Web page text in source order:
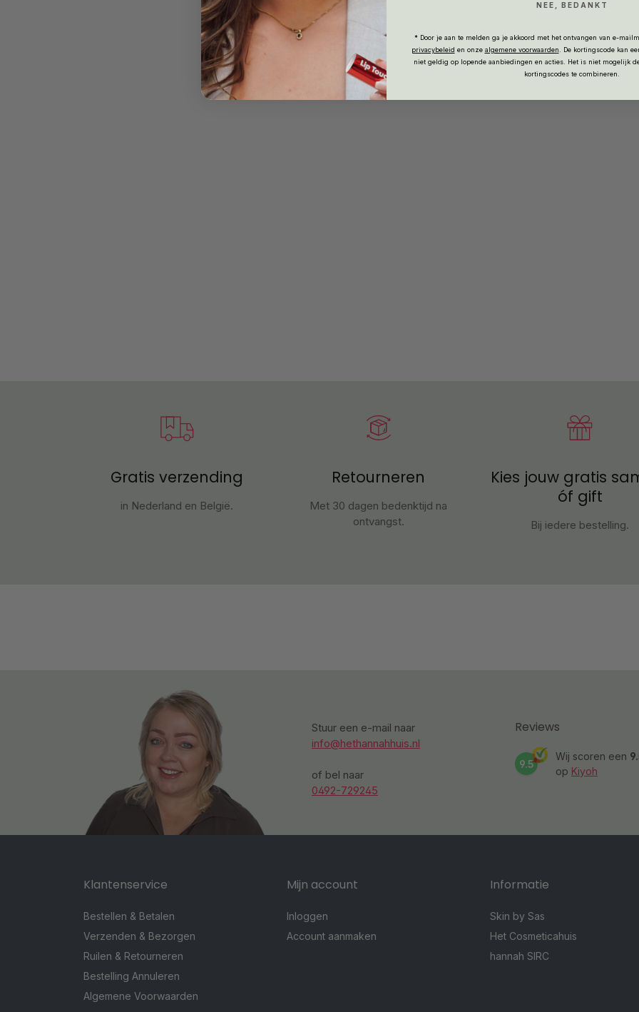
Gratis verzending
in Nederland en België.
Retourneren
Met 30 dagen bedenktijd na
ontvangst.
Kies jouw gratis
óf gift
Bij iedere bestelling.
Stuur een e-mail naar
info@hethannahhuis.nl
of bel naar
0492-729245
Reviews
9.5
Wij scoren een
op Kiyoh
Klantenservice
Bestellen & Betalen
Verzenden & Bezorgen
Ruilen & Retourneren
Bestelling Annuleren
Algemene Voorwaarden
Mijn account
Inloggen
Account aanmaken
Informatie
Skin by Sas
Het Cosmeticahuis
hannah SIRC
NEE, BEDANKT
* Door je aan te melden ga je akkoord met het ontvangen van e-
privacybeleid en onze algemene voorwaarden
De kortingscode kan
niet geldig op lopende aanbiedingen en acties. Het is niet mogelijk
kortingscodes te combineren.